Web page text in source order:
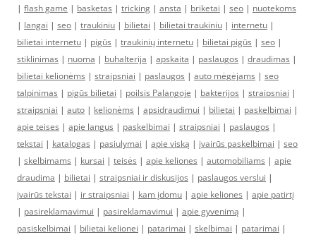
| flash game | basketas | tricking | ansta | briketai | seo | nuotekoms
| langai | seo | traukiniu | bilietai | bilietai traukiniu | internetu |
bilietai internetu | pigūs | traukinių internetu | bilietai pigūs | seo |
stiklinimas | nuoma | buhalterija | apskaita | paslaugos | draudimas |
bilietai kelionėms | straipsniai | paslaugos | auto mėgėjams | seo
talpinimas | pigūs bilietai | poilsis Palangoje | bakterijos | straipsniai |
straipsniai | auto | kelionėms | apsidraudimui | bilietai | paskelbimai |
apie teises | apie langus | paskelbimai | straipsniai | paslaugos |
tekstai | katalogas | pasiulymai | apie viską | įvairūs paskelbimai | seo
| skelbimams | kursai | teisės | apie keliones | automobiliams | apie
draudima | bilietai | straipsniai ir diskusijos | paslaugos verslui |
įvairūs tekstai | ir straipsniai | kam įdomu | apie keliones | apie patirtį
| pasireklamavimui | pasireklamavimui | apie gyvenimą |
pasiskelbimai | bilietai kelionei | patarimai | skelbimai | patarimai |